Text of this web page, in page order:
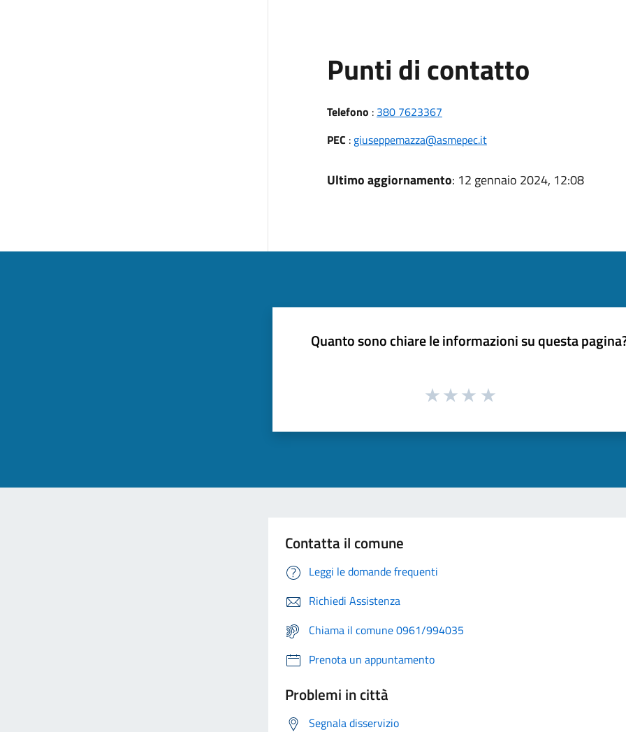
Punti di contatto
Telefono : 380 7623367
PEC : giuseppemazza@asmepec.it
Ultimo aggiornamento: 12 gennaio 2024, 12:08
Quanto sono chiare le informazioni su questa
Contatta il comune
Leggi le domande frequenti
Richiedi Assistenza
Chiama il comune 0961/994035
Prenota un appuntamento
Problemi in città
Segnala disservizio